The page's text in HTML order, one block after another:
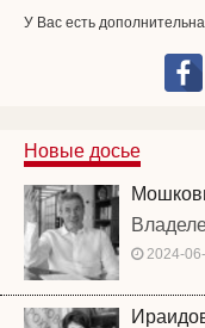
У Вас есть
Новые досье
2024-